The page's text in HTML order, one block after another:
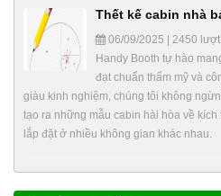
Thết kế cabin nhà
06/09/2025 | 2450 lượt
Handy Booth tự hào
đạt chuẩn thẩm mỹ và
giàu kinh nghiệm, chúng tôi không
tạo ra những mẫu cabin hài hòa về
lắp đặt ở nhiều không gian khác nhau.